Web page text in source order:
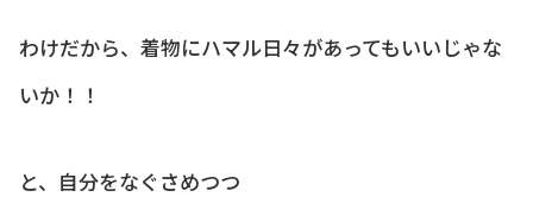
わけだから、着物にハマル日々があってもいいじゃな
いか！！
と、自分をなぐさめつつ